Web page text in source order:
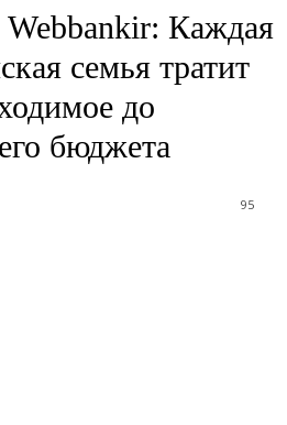
Webbankir: Каждая
семья тратит
до
бюджета
95